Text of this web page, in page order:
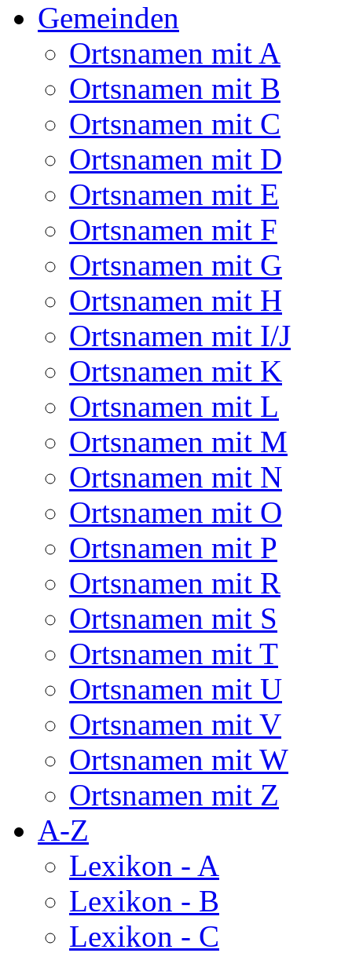
Gemeinden
Ortsnamen mit A
Ortsnamen mit B
Ortsnamen mit C
Ortsnamen mit D
Ortsnamen mit E
Ortsnamen mit F
Ortsnamen mit G
Ortsnamen mit H
Ortsnamen mit I/J
Ortsnamen mit K
Ortsnamen mit L
Ortsnamen mit M
Ortsnamen mit N
Ortsnamen mit O
Ortsnamen mit P
Ortsnamen mit R
Ortsnamen mit S
Ortsnamen mit T
Ortsnamen mit U
Ortsnamen mit V
Ortsnamen mit W
Ortsnamen mit Z
A-Z
Lexikon - A
Lexikon - B
Lexikon - C